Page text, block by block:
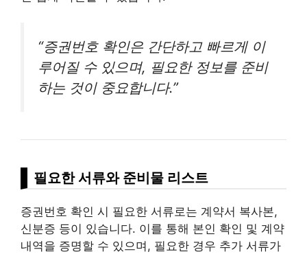
“증권번호 확인은 간단하고 빠르게 이
루어질 수 있으며, 필요한 정보를 준비
하는 것이 중요합니다.”
필요한 서류와 준비물 리스트
증권번호 확인 시 필요한 서류로는 계약서 복사본,
신분증 등이 있습니다. 이를 통해 본인 확인 및 계약
내역을 증명할 수 있으며, 필요한 경우 추가 서류가